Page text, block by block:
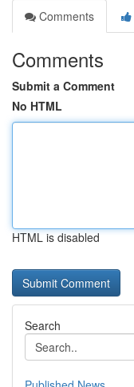
Comments
Comments
Submit a Comment
No HTML
HTML is disabled
Search